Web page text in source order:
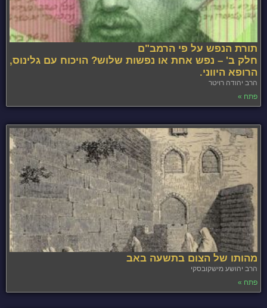
תורת הנפש על פי הרמב"ם
חלק ב' – נפש אחת או נפשות שלוש? הויכוח עם גלינוס,
הרופא היווני.
הרב יהודה רויטר
פתח »
מהותו של הצום בתשעה באב
הרב יהושע מישקובסקי
פתח »